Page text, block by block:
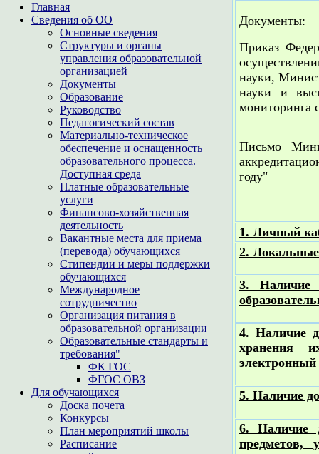
Главная
Сведения об ОО
Основные сведения
Структуры и органы
управления образовательной
организацией
Документы
Образование
Руководство
Педагогический состав
Материально-техническое
обеспечение и оснащенность
образовательного процесса.
Доступная среда
Платные образовательные
услуги
Финансово-хозяйственная
деятельность
Вакантные места для приема
(перевода) обучающихся
Стипендии и меры поддержки
обучающихся
Международное
сотрудничество
Организация питания в
образовательной организации
Образовательные стандарты и
требования"
ФК ГОС
ФГОС ОВЗ
Для обучающихся
Доска почета
Конкурсы
План мероприятий школы
Расписание
Документы:
Приказ
науки,
науки и
мониторинга
Письмо
году"
1. Личный
2. Локальные
3. Наличие
4. Наличие
хранения
5. Наличие
6. Наличие
предметов,